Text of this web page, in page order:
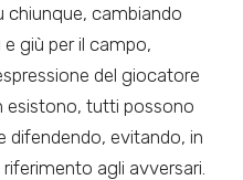
chiunque, cambiando
giù per il campo,
del giocatore
esistono, tutti possono
evitando, in
agli avversari.